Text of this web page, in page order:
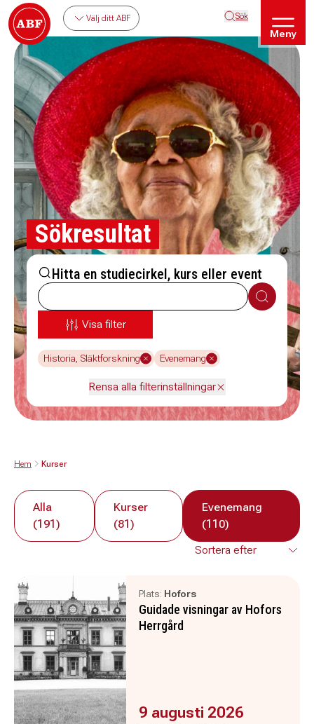
Välj ditt ABF Sök
Meny
Sökresultat
Hitta en studiecirkel, kurs eller event
Sök
Visa filter
Historia, Släktforskning Evenemang
Rensa alla filterinställningar
Hem Kurser
Alla
(191)
Kurser
(81)
Evenemang
(110)
Plats: Hofors
Guidade visningar av Hofors
Herrgård
Evenemanget är :
9 augusti 2026